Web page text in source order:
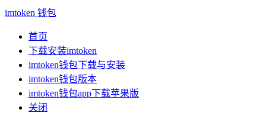
imtoken 钱包
首页
下载安装imtoken
imtoken钱包下载与安装
imtoken钱包版本
imtoken钱包app下载苹果版
关闭